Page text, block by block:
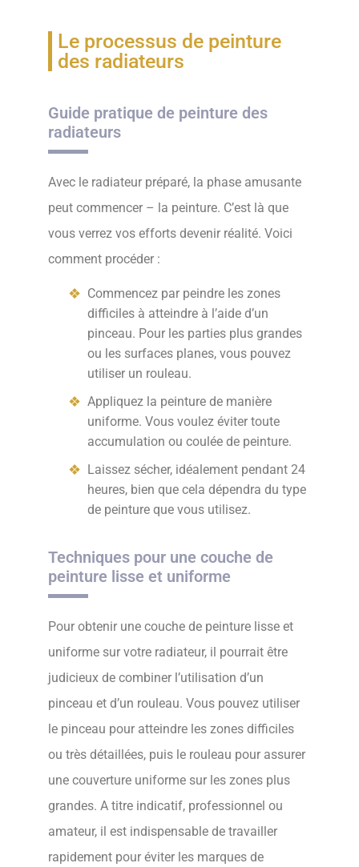
Le processus de peinture
des radiateurs
Guide pratique de peinture des
radiateurs
Avec le radiateur préparé, la phase amusante
peut commencer – la peinture. C’est là que
vous verrez vos efforts devenir réalité. Voici
comment procéder :
Commencez par peindre les zones
difficiles à atteindre à l’aide d’un
pinceau. Pour les parties plus grandes
ou les surfaces planes, vous pouvez
utiliser un rouleau.
Appliquez la peinture de manière
uniforme. Vous voulez éviter toute
accumulation ou coulée de peinture.
Laissez sécher, idéalement pendant 24
heures, bien que cela dépendra du type
de peinture que vous utilisez.
Techniques pour une couche de
peinture lisse et uniforme
Pour obtenir une couche de peinture lisse et
uniforme sur votre radiateur, il pourrait être
judicieux de combiner l’utilisation d’un
pinceau et d’un rouleau. Vous pouvez utiliser
le pinceau pour atteindre les zones difficiles
ou très détaillées, puis le rouleau pour assurer
une couverture uniforme sur les zones plus
grandes. A titre indicatif, professionnel ou
amateur, il est indispensable de travailler
rapidement pour éviter les marques de